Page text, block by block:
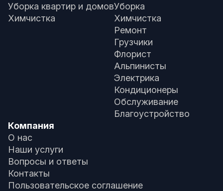
Уборка квартир и домов
Химчистка
Уборка
Химчистка
Ремонт
Грузчики
Флорист
Альпинисты
Электрика
Кондиционеры
Обслуживание
Благоустройство
Компания
О нас
Наши услуги
Вопросы и ответы
Контакты
Пользовательское соглашение